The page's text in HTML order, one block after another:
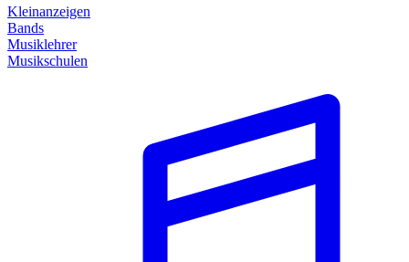
Kleinanzeigen
Bands
Musiklehrer
Musikschulen